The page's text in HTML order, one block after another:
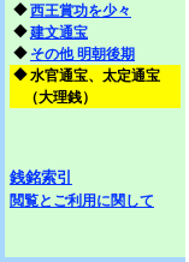
◆西王賞功を少々
◆建文通宝
◆ その他 明朝後期
◆水官通宝、太定通宝
（大理銭）
銭銘索引
閲覧とご利用に関して